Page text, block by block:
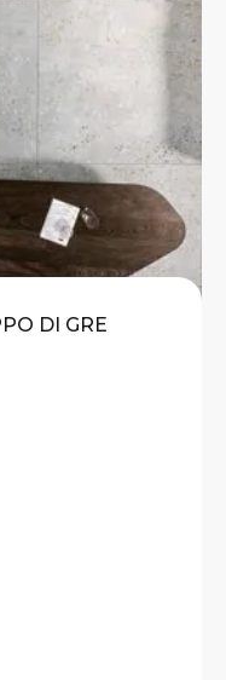
DI GRE